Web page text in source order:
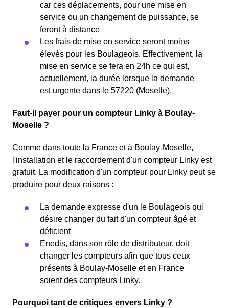
car ces déplacements, pour une mise en
service ou un changement de puissance, se
feront à distance
Les frais de mise en service seront moins
élevés pour les Boulageois. Effectivement, la
mise en service se fera en 24h ce qui est,
actuellement, la durée lorsque la demande
est urgente dans le 57220 (Moselle).
Faut-il payer pour un compteur Linky à Boulay-
Moselle ?
Comme dans toute la France et à Boulay-Moselle,
l'installation et le raccordement d'un compteur Linky est
gratuit. La modification d'un compteur pour Linky peut se
produire pour deux raisons :
La demande expresse d'un le Boulageois qui
désire changer du fait d'un compteur âgé et
déficient
Enedis, dans son rôle de distributeur, doit
changer les compteurs afin que tous ceux
présents à Boulay-Moselle et en France
soient des compteurs Linky.
Pourquoi tant de critiques envers Linky ?